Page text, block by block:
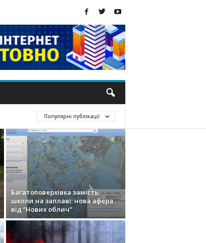
Популярні публікації
Багатоповерхівка замість
школи на заплаві: нова афера
від “Нових облич”